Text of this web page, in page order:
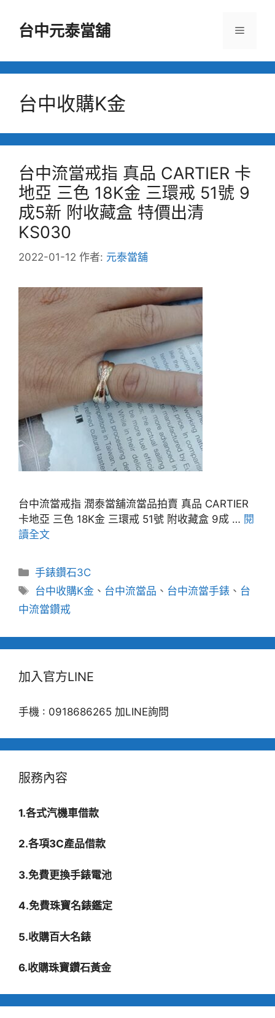
台中元泰當舖 選
台中收購K金
台中流當戒指 真品 CARTIER 卡
地亞 三色 18K金 三環戒 51號 9
成5新 附收藏盒 特價出清
KS030
2022-01-12 作者: 元泰當舖
台中流當戒指 潤泰當舖流當品拍賣 真品 CARTIER
卡地亞 三色 18K金 三環戒 51號 附收藏盒 9成 … 閱
讀全文
分
類
手錶鑽石3C
標
籤
台中收購K金 、 台中流當品 、 台中流當手錶 、 台
中流當鑽戒
加入官方LINE
手機 : 0918686265 加LINE詢問
服務內容
1.各式汽機車借款
2.各項3C產品借款
3.免費更換手錶電池
4.免費珠寶名錶鑑定
5.收購百大名錶
6.收購珠寶鑽石黃金